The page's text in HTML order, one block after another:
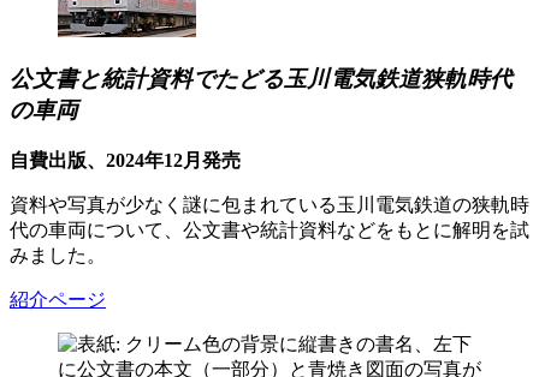
公文書と統計資料でたどる玉川電気鉄道狭軌時代
の車両
自費出版、2024年12月発売
資料や写真が少なく謎に包まれている玉川電気鉄道の狭軌時
代の車両について、公文書や統計資料などをもとに解明を試
みました。
紹介ページ